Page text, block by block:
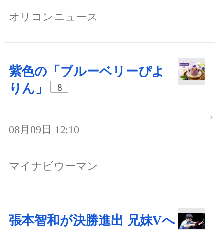
オリコンニュース
紫色の「ブルーベリーぴよ
りん」
8
08月09日 12:10
マイナビウーマン
張本智和が決勝進出 兄妹Vへ